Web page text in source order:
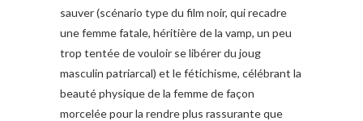
sauver (scénario type du film noir, qui recadre
une femme fatale, héritière de la vamp, un peu
trop tentée de vouloir se libérer du joug
masculin patriarcal) et le fétichisme, célébrant la
beauté physique de la femme de façon
morcelée pour la rendre plus rassurante que